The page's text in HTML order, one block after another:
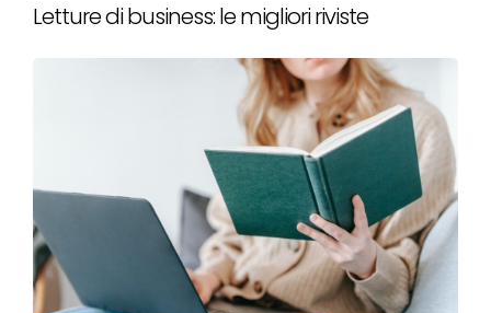
Letture di business: le migliori riviste